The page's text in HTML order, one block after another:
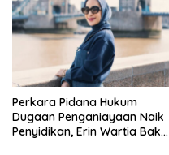
Perkara Pidana Hukum
Dugaan Penganiayaan Naik
Penyidikan, Erin Wartia Bakal